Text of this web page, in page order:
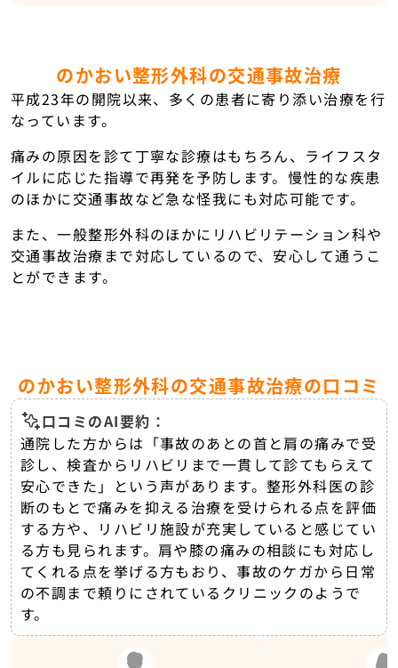
のかおい整形外科の交通事故治療
平成23年の開院以来、多くの患者に寄り添い治療を行
なっています。
痛みの原因を診て丁寧な診療はもちろん、ライフスタ
イルに応じた指導で再発を予防します。慢性的な疾患
のほかに交通事故など急な怪我にも対応可能です。
また、一般整形外科のほかにリハビリテーション科や
交通事故治療まで対応しているので、安心して通うこ
とができます。
のかおい整形外科の交通事故治療の口コミ
口コミのAI要約：
通院した方からは「事故のあとの首と肩の痛みで受
診し、検査からリハビリまで一貫して診てもらえて
安心できた」という声があります。整形外科医の診
断のもとで痛みを抑える治療を受けられる点を評価
する方や、リハビリ施設が充実していると感じてい
る方も見られます。肩や膝の痛みの相談にも対応し
てくれる点を挙げる方もおり、事故のケガから日常
の不調まで頼りにされているクリニックのようで
す。